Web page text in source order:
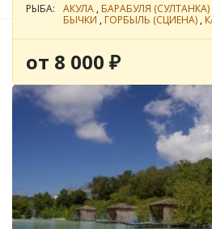
РЫБА:
АКУЛА , БАРАБУЛЯ (СУЛТАНКА)
БЫЧКИ , ГОРБЫЛЬ (СЦИЕНА) ,
(ДОРАДА),ОСЕТР,ПЕЛАМИДА
СЕЛЬДЬ МОРСКАЯ
СТАВРИДА,
от 8 000 ₽
Краснодарский край